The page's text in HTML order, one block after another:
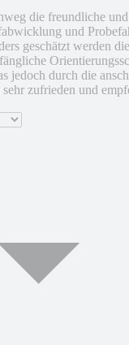
die freundliche
und
geschätzt werden
jedoch durch die
zufrieden und